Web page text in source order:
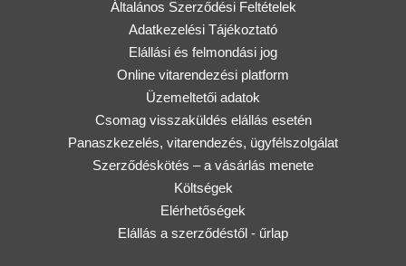
Általános Szerződési Feltételek
Adatkezelési Tájékoztató
Elállási és felmondási jog
Online vitarendezési platform
Üzemeltetői adatok
Csomag visszaküldés elállás esetén
Panaszkezelés, vitarendezés, ügyfélszolgálat
Szerződéskötés – a vásárlás menete
Költségek
Elérhetőségek
Elállás a szerződéstől - űrlap